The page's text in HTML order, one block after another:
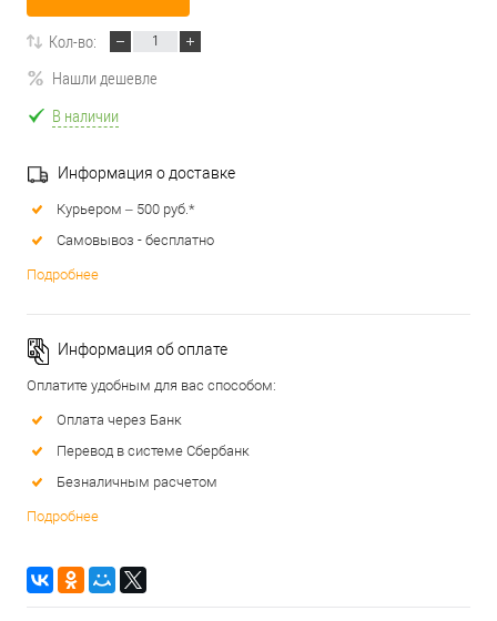
Кол-во:
Нашли дешевле
В наличии
Информация о доставке
Курьером – 500 руб.*
Самовывоз - бесплатно
Подробнее
Информация об оплате
Оплатите удобным для вас способом:
Оплата через Банк
Перевод в системе Сбербанк
Безналичным расчетом
Подробнее